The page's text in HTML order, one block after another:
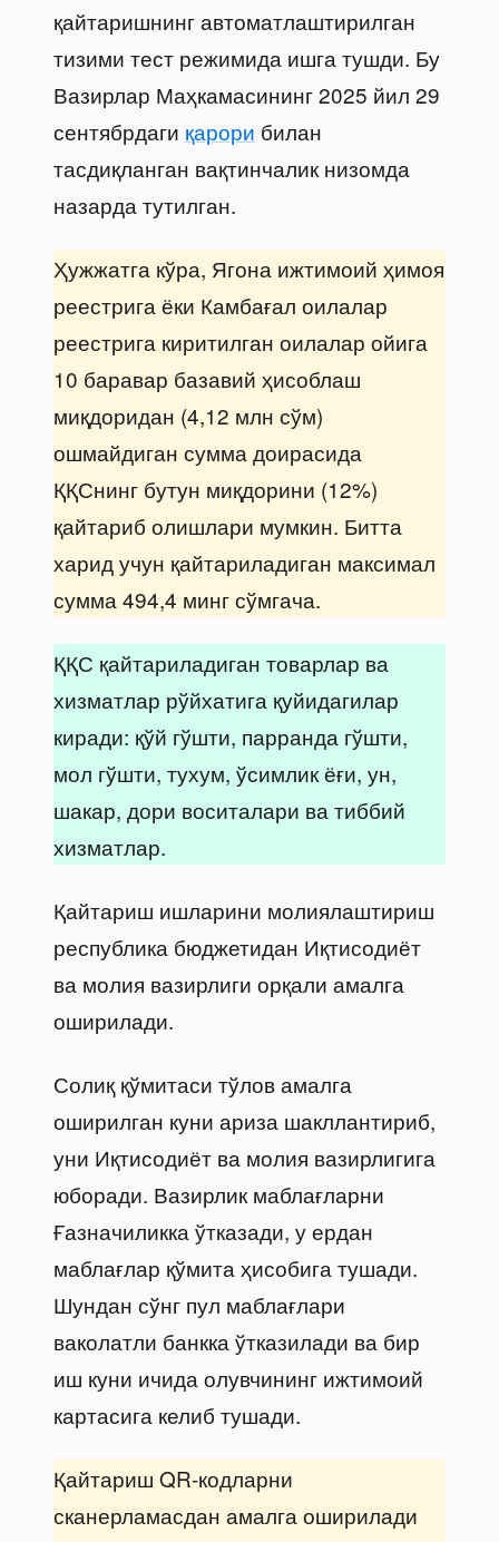
қайтаришнинг автоматлаштирилган
тизими тест режимида ишга тушди. Бу
Вазирлар Маҳкамасининг 2025 йил 29
сентябрдаги қарори билан
тасдиқланган вақтинчалик низомда
назарда тутилган.
Ҳужжатга кўра, Ягона ижтимоий ҳимоя
реестрига ёки Камбағал оилалар
реестрига киритилган оилалар ойига
10 баравар базавий ҳисоблаш
миқдоридан (4,12 млн сўм)
ошмайдиган сумма доирасида
ҚҚСнинг бутун миқдорини (12%)
қайтариб олишлари мумкин. Битта
харид учун қайтариладиган максимал
сумма 494,4 минг сўмгача.
ҚҚС қайтариладиган товарлар ва
хизматлар рўйхатига қуйидагилар
киради: қўй гўшти, парранда гўшти,
мол гўшти, тухум, ўсимлик ёғи, ун,
шакар, дори воситалари ва тиббий
хизматлар.
Қайтариш ишларини молиялаштириш
республика бюджетидан Иқтисодиёт
ва молия вазирлиги орқали амалга
оширилади.
Солиқ қўмитаси тўлов амалга
оширилган куни ариза шакллантириб,
уни Иқтисодиёт ва молия вазирлигига
юборади. Вазирлик маблағларни
Ғазначиликка ўтказади, у ердан
маблағлар қўмита ҳисобига тушади.
Шундан сўнг пул маблағлари
ваколатли банкка ўтказилади ва бир
иш куни ичида олувчининг ижтимоий
картасига келиб тушади.
Қайтариш QR-кодларни
сканерламасдан амалга оширилади